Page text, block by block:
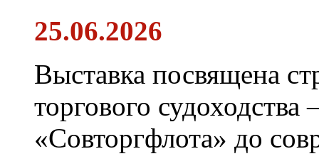
25.06.2026
Выставка посвящена
торгового
«Совторгфлота» до